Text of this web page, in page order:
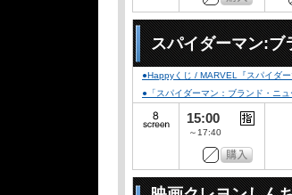
スパイダーマン:ブ
●Happyくじ / MARVEL『スパイダ
●「スパイダーマン：ブランド・ニ
15:00
～17:40